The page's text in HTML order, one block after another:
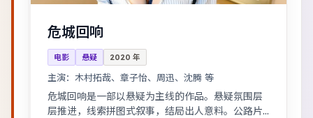
危城回响
电影 悬疑 2020 年
主演： 木村拓哉、章子怡、周迅、沈腾 等
危城回响是一部以悬疑为主线的作品。悬疑氛围层
层推进，线索拼图式叙事，结局出人意料。公路片